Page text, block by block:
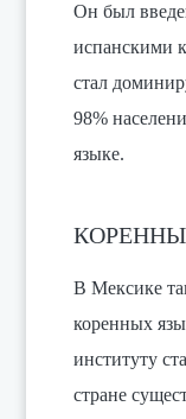
Он был
испанскими
стал
98%
языке.
В Мексике
коренных
институту
стране